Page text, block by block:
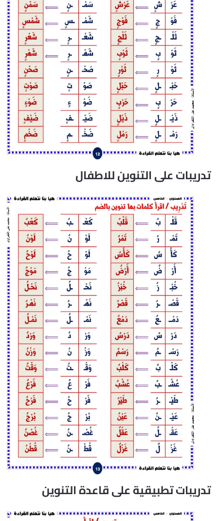
تدريبات على التنوين للاطفال
تدريبات تطبيقية على قاعدة التنوين